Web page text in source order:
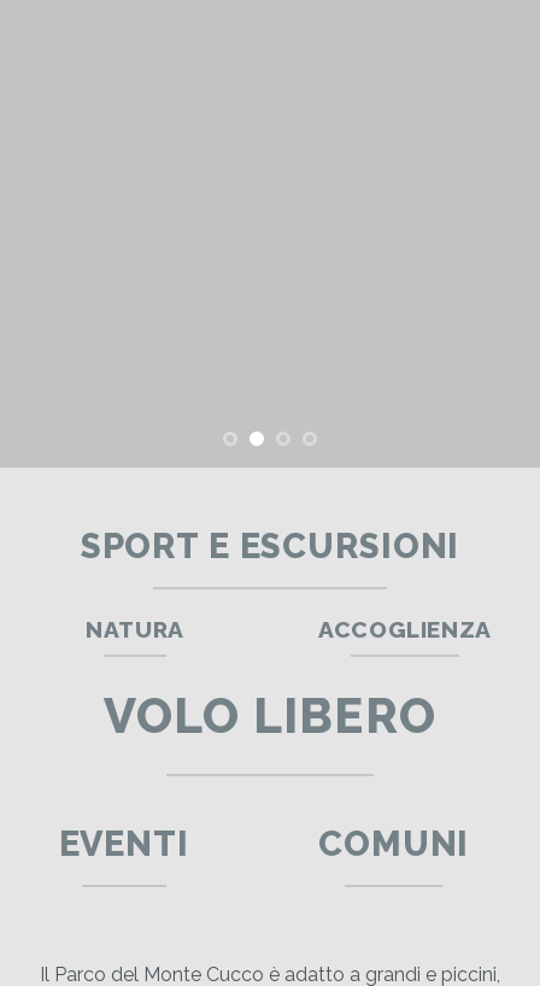
SPORT E ESCURSIONI
NATURA ACCOGLIENZA
VOLO LIBERO
EVENTI COMUNI
Il Parco del Monte Cucco è adatto a grandi e piccini,